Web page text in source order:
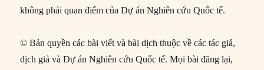
không phải quan điểm của Dự án Nghiên cứu Quốc tế.
© Bản quyền các bài viết và bài dịch thuộc về các tác giả,
dịch giả và Dự án Nghiên cứu Quốc tế. Mọi bài đăng lại,